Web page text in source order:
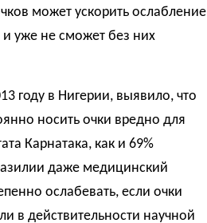
может ускорить ослабление
уже не сможет без них
году в Нигерии, выявило, что
носить очки вредно для
Карнатака, как и 69%
даже медицинский
ослабевать, если очки
в действительности научной